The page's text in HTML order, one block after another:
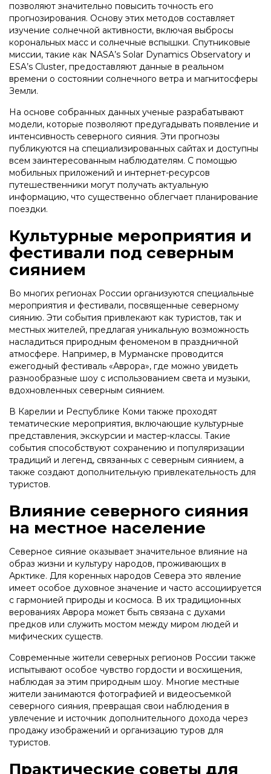
позволяют значительно повысить точность его
прогнозирования. Основу этих методов составляет
изучение солнечной активности, включая выбросы
корональных масс и солнечные вспышки. Спутниковые
миссии, такие как NASA’s Solar Dynamics Observatory и
ESA’s Cluster, предоставляют данные в реальном
времени о состоянии солнечного ветра и магнитосферы
Земли.
На основе собранных данных ученые разрабатывают
модели, которые позволяют предугадывать появление и
интенсивность северного сияния. Эти прогнозы
публикуются на специализированных сайтах и доступны
всем заинтересованным наблюдателям. С помощью
мобильных приложений и интернет-ресурсов
путешественники могут получать актуальную
информацию, что существенно облегчает планирование
поездки.
Культурные мероприятия и
фестивали под северным
сиянием
Во многих регионах России организуются специальные
мероприятия и фестивали, посвященные северному
сиянию. Эти события привлекают как туристов, так и
местных жителей, предлагая уникальную возможность
насладиться природным феноменом в праздничной
атмосфере. Например, в Мурманске проводится
ежегодный фестиваль «Аврора», где можно увидеть
разнообразные шоу с использованием света и музыки,
вдохновленных северным сиянием.
В Карелии и Республике Коми также проходят
тематические мероприятия, включающие культурные
представления, экскурсии и мастер-классы. Такие
события способствуют сохранению и популяризации
традиций и легенд, связанных с северным сиянием, а
также создают дополнительную привлекательность для
туристов.
Влияние северного сияния
на местное население
Северное сияние оказывает значительное влияние на
образ жизни и культуру народов, проживающих в
Арктике. Для коренных народов Севера это явление
имеет особое духовное значение и часто ассоциируется
с гармонией природы и космоса. В их традиционных
верованиях Аврора может быть связана с духами
предков или служить мостом между миром людей и
мифических существ.
Современные жители северных регионов России также
испытывают особое чувство гордости и восхищения,
наблюдая за этим природным шоу. Многие местные
жители занимаются фотографией и видеосъемкой
северного сияния, превращая свои наблюдения в
увлечение и источник дополнительного дохода через
продажу изображений и организацию туров для
туристов.
Практические советы для